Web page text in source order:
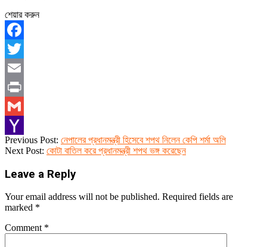
শেয়ার করুন
Facebook
Twitter
Email
Print
Gmail
Yahoo
2024-
07-
Previous Post: নেপালের প্রধানমন্ত্রী হিসেবে শপথ নিলেন কেপি শর্মা অলি
Next Post: কোটা বাতিল করে প্রধানমন্ত্রী শপথ ভঙ্গ করেছেন
Leave a Reply
Your email address will not be published. Required fields are
marked *
Comment *